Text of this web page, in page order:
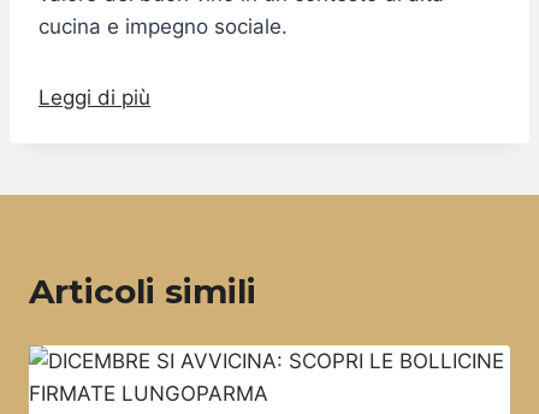
cucina e impegno sociale.
Leggi di più
Articoli simili